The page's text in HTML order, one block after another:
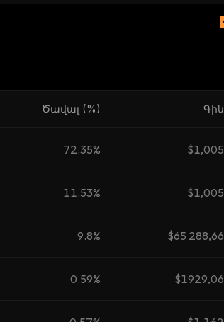
Ծավալ (%) Գին
72.35% $1,005
11.53% $1,005
9.8% $65 288,66
0.59% $1929,06